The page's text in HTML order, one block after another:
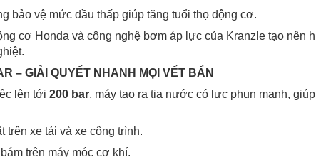
bảo vệ mức dầu thấp giúp tăng tuổi thọ động cơ.
cơ Honda và công nghệ bơm áp lực của Kranzle tạo nên
– GIẢI QUYẾT NHANH MỌI VẾT BẨN
lên tới 200 bar, máy tạo ra tia nước có lực phun mạnh,
trên xe tải và xe công trình.
trên máy móc cơ khí.